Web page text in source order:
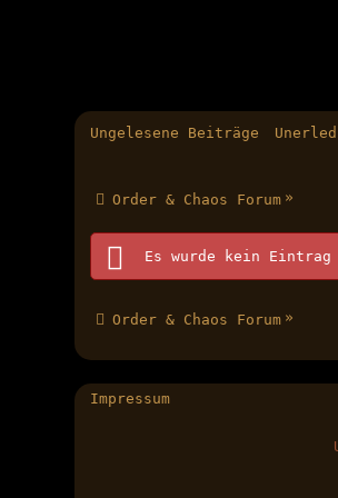
Ungelesene Beiträge
Order & Chaos Forum »
Es wurde kein Eintrag
Order & Chaos Forum »
Impressum